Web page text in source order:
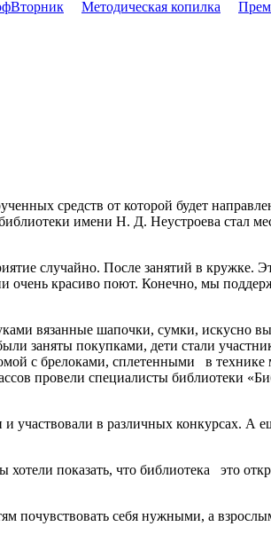
Методическая копилка
средств от которой будет
имени Н. Д. Неустроева стал
случайно. После занятий в кружке.
очень красиво поют. Конечно, мы
вязанные шапочки, сумки, искусно
заняты покупками, дети стали
с брелоками, сплетенными в технике
провели специалисты библиотеки
участвовали в различных конкурсах. А
показать, что библиотека
это
почувствовать себя нужными, а